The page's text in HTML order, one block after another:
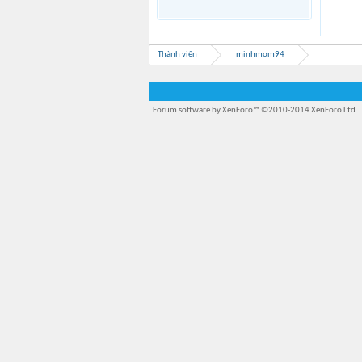
Thành viên minhmom94
Forum software by XenForo™ ©2010-2014 XenForo Ltd.